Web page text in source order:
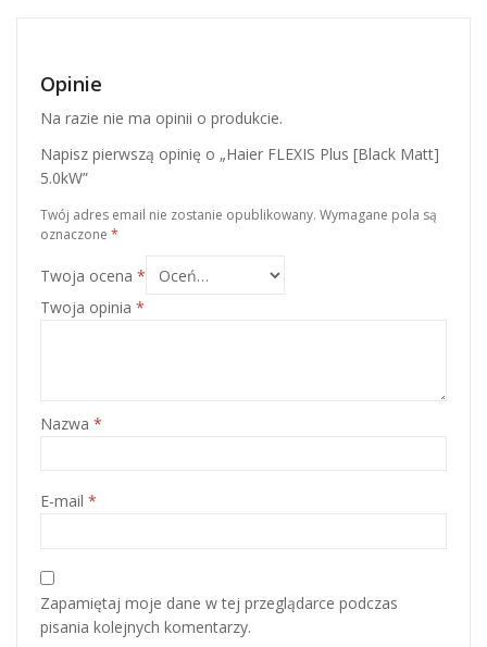
Opinie
Na razie nie ma opinii o produkcie.
Napisz pierwszą opinię o „Haier FLEXIS Plus [Black Matt]
5.0kW”
Twój adres email nie zostanie opublikowany. Wymagane pola są
oznaczone *
Twoja ocena *
Twoja opinia *
Nazwa *
E-mail *
Zapamiętaj moje dane w tej przeglądarce podczas
pisania kolejnych komentarzy.